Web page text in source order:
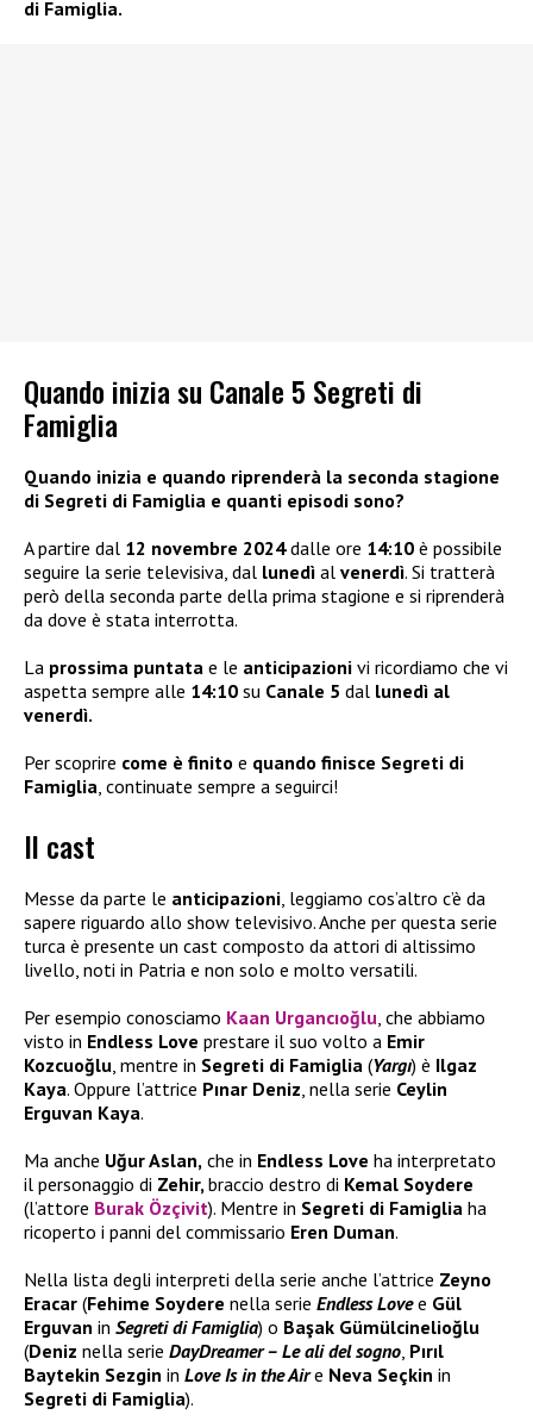
di Famiglia.
Quando inizia su Canale 5 Segreti di
Famiglia
Quando inizia e quando riprenderà la seconda stagione
di Segreti di Famiglia e quanti episodi sono?
A partire dal 12 novembre 2024dalle ore 14:10 è possibile
seguire la serie televisiva, dal lunedì al venerdì. Si tratterà
però della seconda parte della prima stagione e si riprenderà
da dove è stata interrotta.
La prossima puntata e le anticipazioni vi ricordiamo che vi
aspetta sempre alle 14:10 su Canale 5 dal lunedì al
venerdì.
Per scoprire come è finito e quando finisce Segreti di
Famiglia , continuate sempre a seguirci!
Il cast
Messe da parte le anticipazioni, leggiamo cos’altro c’è da
sapere riguardo allo show televisivo. Anche per questa serie
turca è presente un cast composto da attori di altissimo
livello, noti in Patria e non solo e molto versatili.
Per esempio conosciamo Kaan Urgancıoğlu, che abbiamo
visto in Endless Love prestare il suo volto a Emir
Kozcuoğlu, mentre in Segreti di Famiglia (Yargı) è Ilgaz
Kaya. Oppure l’attrice Pınar Deniz, nella serie Ceylin
Erguvan Kaya.
Ma anche Uğur Aslan, che in Endless Love ha interpretato
il personaggio di Zehir,braccio destro di Kemal Soydere
(l’attore Burak Özçivit). Mentre in Segreti di Famiglia ha
ricoperto i panni del commissario Eren Duman.
Nella lista degli interpreti della serie anche l’attrice Zeyno
Eracar (Fehime Soydere nella serie Endless Lovee Gül
Erguvan in Segreti di Famiglia) o Başak Gümülcinelioğlu
(Deniz nella serie DayDreamer – Le ali del sogno, Pırıl
Baytekin Sezgin in Love Is in the Aire Neva Seçkin in
Segreti di Famiglia).